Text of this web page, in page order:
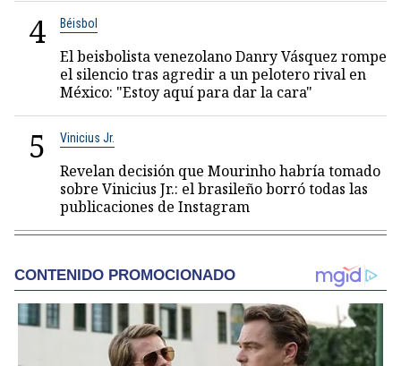
4 Béisbol
El beisbolista venezolano Danry Vásquez rompe
el silencio tras agredir a un pelotero rival en
México: "Estoy aquí para dar la cara"
5 Vinicius Jr.
Revelan decisión que Mourinho habría tomado
sobre Vinicius Jr.: el brasileño borró todas las
publicaciones de Instagram